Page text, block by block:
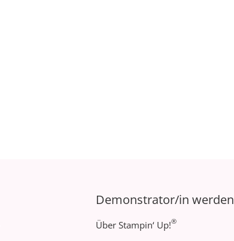
Demonstrator/in werden
Über Stampin‘ Up!®